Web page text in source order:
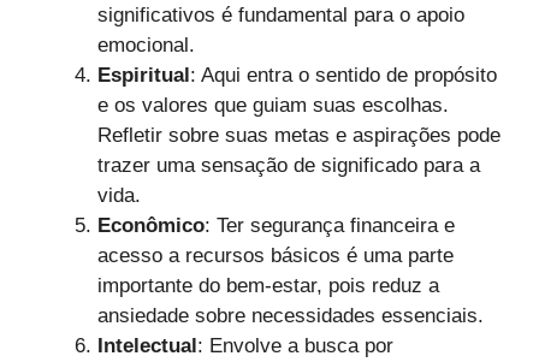
significativos é fundamental para o apoio
emocional.
Espiritual: Aqui entra o sentido de propósito
e os valores que guiam suas escolhas.
Refletir sobre suas metas e aspirações pode
trazer uma sensação de significado para a
vida.
Econômico: Ter segurança financeira e
acesso a recursos básicos é uma parte
importante do bem-estar, pois reduz a
ansiedade sobre necessidades essenciais.
Intelectual: Envolve a busca por